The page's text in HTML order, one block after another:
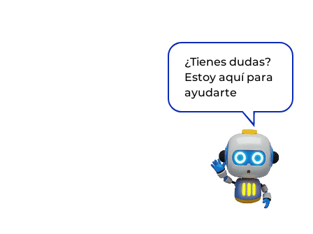
¿Tienes dudas?
Estoy aquí para
ayudarte